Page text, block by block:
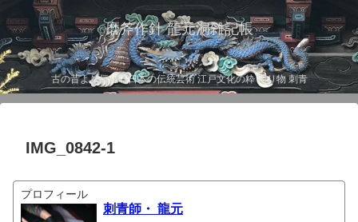
磨斧作針 龍元洞雑記帳
古の昔より伝わる日本の伝統芸術 江戸文化の粋 彫り物 刺青
IMG_0842-1
プロフィール
刺青師・ 龍元